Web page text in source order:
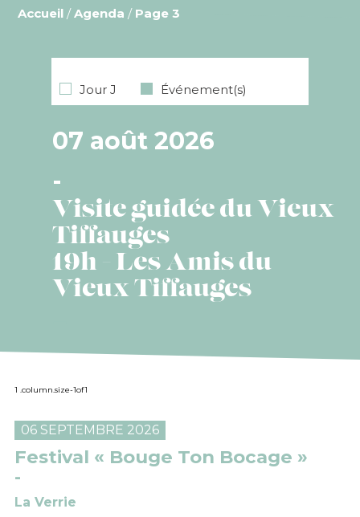
Accueil /Agenda / Page 3
Jour J Événement(s)
07 août 2026
Visite guidée du Vieux
Tiffauges
19h - Les Amis du
Vieux Tiffauges
06 SEPTEMBRE 2026
Festival « Bouge Ton Bocage »
La Verrie